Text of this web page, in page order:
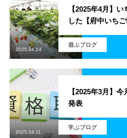
応募する
新卒採用エントリー
第二新卒採用エントリー
キャリア採用エントリー
リファラル採用エントリー
アルムナイ採用エントリー
遊ぶブログ
【2025年4月】
した【府中いちご
2025.04.14
学ぶブログ
【2025年3月】
発表
2025.04.11